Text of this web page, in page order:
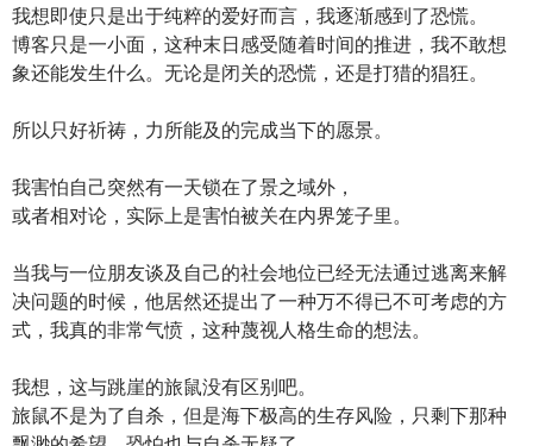
我想即使只是出于纯粹的爱好而言，我逐渐感到了恐慌。
博客只是一小面，这种末日感受随着时间的推进，我不敢想
象还能发生什么。无论是闭关的恐慌，还是打猎的猖狂。
所以只好祈祷，力所能及的完成当下的愿景。
我害怕自己突然有一天锁在了景之域外，
或者相对论，实际上是害怕被关在内界笼子里。
当我与一位朋友谈及自己的社会地位已经无法通过逃离来解
决问题的时候，他居然还提出了一种万不得已不可考虑的方
式，我真的非常气愤，这种蔑视人格生命的想法。
我想，这与跳崖的旅鼠没有区别吧。
旅鼠不是为了自杀，但是海下极高的生存风险，只剩下那种